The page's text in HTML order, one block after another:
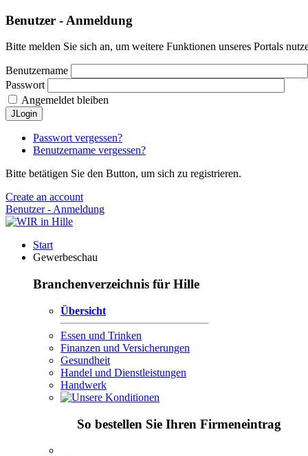
Benutzer - Anmeldung
Bitte melden Sie sich an, um weitere Funktionen unseres Portals
Benutzername
Passwort
Angemeldet bleiben
JLogin
Passwort vergessen?
Benutzername vergessen?
Bitte betätigen Sie den Button, um sich zu registrieren.
Create an account
Benutzer - Anmeldung
Start
Gewerbeschau
Branchenverzeichnis für Hille
Übersicht
Essen und Trinken
Finanzen und Versicherungen
Gesundheit
Handel und Dienstleistungen
Handwerk
So bestellen Sie Ihren Firmeneintrag